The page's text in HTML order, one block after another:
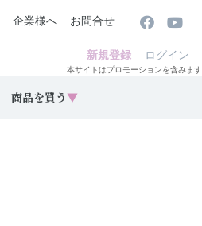
企業様へ お問合せ
新規登録 ログイン
本サイトはプロモーションを含みます
商品を買う ▼